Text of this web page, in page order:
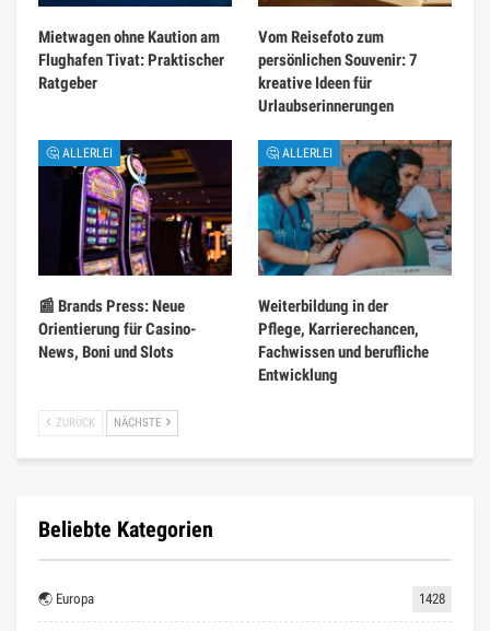
Mietwagen ohne Kaution am
Flughafen Tivat: Praktischer
Ratgeber
Vom Reisefoto zum
persönlichen Souvenir: 7
kreative Ideen für
Urlaubserinnerungen
🤔 ALLERLEI
📰 Brands Press: Neue
Orientierung für Casino-
News, Boni und Slots
🤔 ALLERLEI
Weiterbildung in der
Pflege, Karrierechancen,
Fachwissen und berufliche
Entwicklung
ZURÜCK NÄCHSTE
Beliebte Kategorien
🌏 Europa 1428